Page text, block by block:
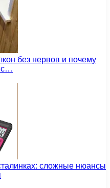
без нервов и почему
с…
сложные нюансы